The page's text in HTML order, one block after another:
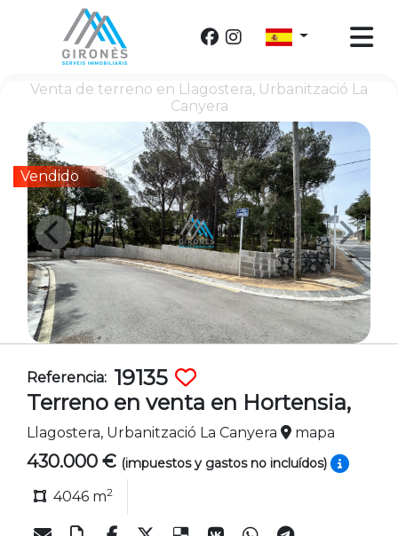
Venta de terreno en Llagostera, Urbanització La
Canyera
Vendido
Referencia: 19135
Terreno en venta en Hortensia,
Llagostera, Urbanització La Canyera mapa
430.000 € (impuestos y gastos no incluídos)
4046 m2